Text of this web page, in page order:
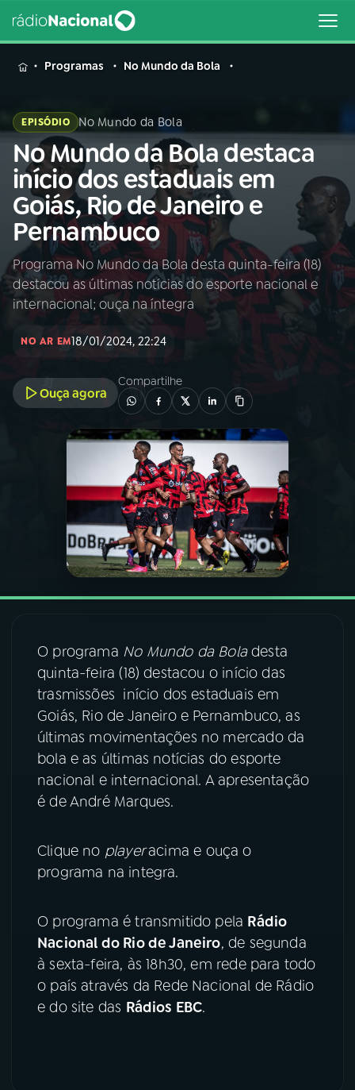
MENU
Buscar
na
Rádio
Nacional
Buscar
AO VIVO
01INÍCIO
02A RÁDIO
03PROGRAMAÇÃO
PROGRAMAS
PODCASTS
VIDEOCASTS
07ÚLTIMAS
08FESTIVAL DE MÚSICA
YouTube Facebook
Instagram X
Programas No Mundo da Bola
EPISÓDIO No Mundo da Bola
No Mundo da Bola destaca
início dos estaduais em
Goiás, Rio de Janeiro e
Pernambuco
Programa No Mundo da Bola desta quinta-feira (18)
destacou as últimas notícias do esporte nacional e
internacional; ouça na íntegra
NO AR EM18/01/2024, 22:24
Ouça agora
Compartilhe
O programa No Mundo da Boladesta
quinta-feira (18) destacou o início das
trasmissões início dos estaduais em
Goiás, Rio de Janeiro e Pernambuco, as
últimas movimentações no mercado da
bola e as últimas notícias do esporte
nacional e internacional. A apresentação
é de André Marques.
Clique no playeracima e ouça o
programa na integra.
O programa é transmitido pela Rádio
Nacional do Rio de Janeiro, de segunda
à sexta-feira, às 18h30, em rede para todo
o país através da Rede Nacional de Rádio
e do site das Rádios EBC.